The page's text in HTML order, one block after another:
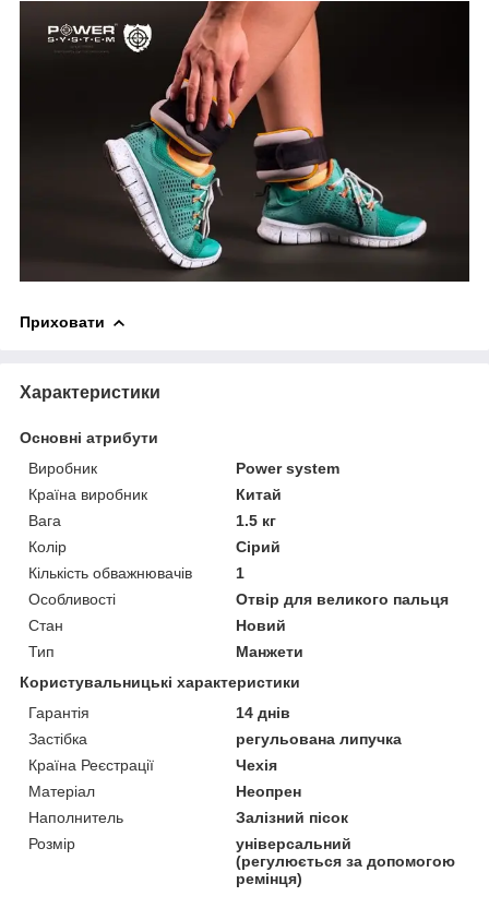
Приховати
Характеристики
Основні атрибути
Виробник
Power system
Країна виробник
Китай
Вага
1.5 кг
Колір
Сірий
Кількість обважнювачів
1
Особливості
Отвір для великого пальця
Стан
Новий
Тип
Манжети
Користувальницькі характеристики
Гарантія
14 днів
Застібка
регульована липучка
Країна Реєстрації
Чехія
Матеріал
Неопрен
Наполнитель
Залізний пісок
Розмір
універсальний
(регулюється за допомогою
ремінця)